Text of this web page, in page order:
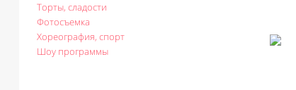
Торты, сладости
Фотосъемка
Хореография, спорт
Шоу программы